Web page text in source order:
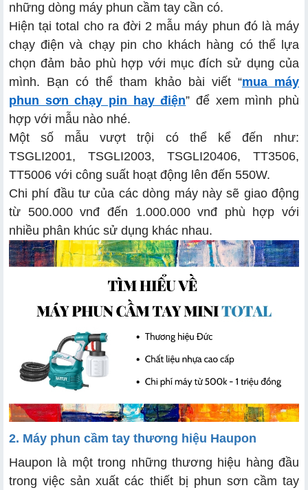
những dòng máy phun cầm tay cần có.
Hiện tại total cho ra đời 2 mẫu máy phun đó là máy
chạy điện và chạy pin cho khách hàng có thể lựa
chọn đảm bảo phù hợp với mục đích sử dụng của
mình. Bạn có thể tham khảo bài viết “mua máy
phun sơn chạy pin hay điện” để xem mình phù
hợp với mẫu nào nhé.
Một số mẫu vượt trội có thể kể đến như:
TSGLI2001, TSGLI2003, TSGLI20406, TT3506,
TT5006 với công suất hoạt động lên đến 550W.
Chi phí đầu tư của các dòng máy này sẽ giao động
từ 500.000 vnđ đến 1.000.000 vnđ phù hợp với
nhiều phân khúc sử dụng khác nhau.
2. Máy phun cầm tay thương hiệu Haupon
Haupon là một trong những thương hiệu hàng đầu
trong việc sản xuất các thiết bị phun sơn cầm tay